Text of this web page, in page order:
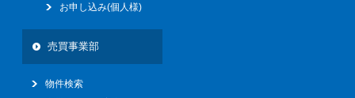
お申し込み(個人様)
売買事業部
物件検索